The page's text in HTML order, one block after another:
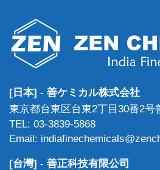
[日本] - 善ケミカル株式会社
東京都台東区台東2丁目30番2号
TEL: 03-3839-5868
Email:
[台灣] - 善正科技有限公司